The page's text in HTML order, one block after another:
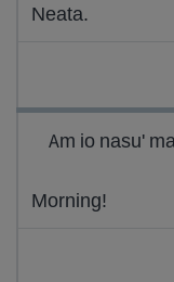
Neata.
Am io nasu'
Morning!